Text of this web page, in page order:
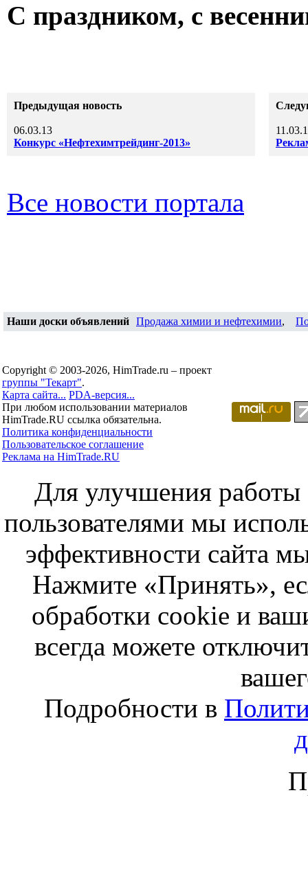
С праздником, с
Предыдущая новость
06.03.13
Конкурс «Нефтехимтрейдинг-2013»
Все новости портала
Наши доски объявлений Продажа химии и нефтехимии,
Copyright © 2003-2026, HimTrade.ru – проект
группы "Текарт".
Карта сайта... PDA-версия...
При любом использовании материалов
HimTrade.RU ссылка обязательна.
Политика конфиденциальности
Пользовательское соглашение
Реклама на HimTrade.RU
Для улучшения работы
пользователями мы
эффективности сайта
Нажмите «Принять»,
обработки cookie и
всегда можете
Подробности в